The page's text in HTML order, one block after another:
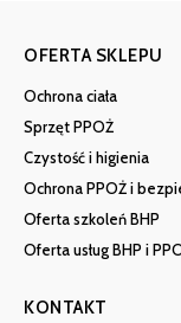
OFERTA SKLEPU
Ochrona ciała
Sprzęt PPOŻ
Czystość i higienia
Ochrona PPOŻ i
Oferta szkoleń BHP
Oferta usług BHP i
KONTAKT